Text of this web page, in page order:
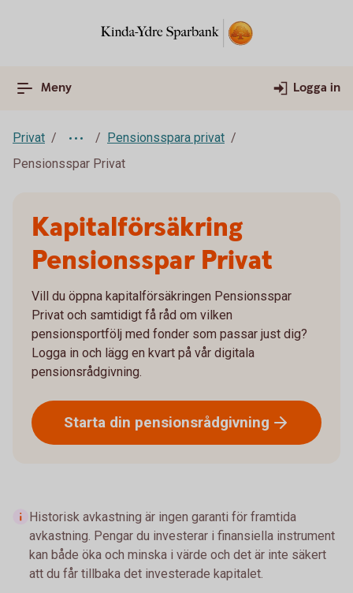
Meny Logga in
Privat
Pensionsspara privat
Pensionsspar Privat
Kapitalförsäkring
Pensionsspar Privat
Vill du öppna kapitalförsäkringen Pensionsspar
Privat och samtidigt få råd om vilken
pensionsportfölj med fonder som passar just dig?
Logga in och lägg en kvart på vår digitala
pensionsrådgivning.
Starta din pensionsrådgivning
Historisk avkastning är ingen garanti för framtida
avkastning. Pengar du investerar i finansiella instrument
kan både öka och minska i värde och det är inte säkert
att du får tillbaka det investerade kapitalet.